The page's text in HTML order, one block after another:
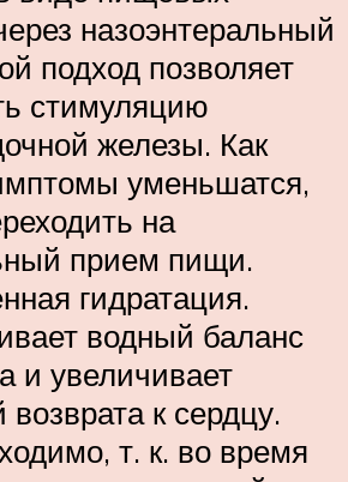
назоэнтеральный
подход позволяет
стимуляцию
железы. Как
уменьшатся,
на
прием пищи.
гидратация.
водный баланс
и увеличивает
к сердцу.
т. к. во время